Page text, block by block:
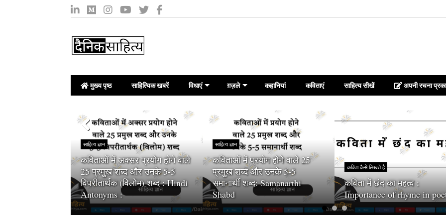
मुख्य पृष्ठ साहित्यिक खबरें विधाएं ग़ज़ले कहानियां कविताएं साहित्य सीखें अपनी रचना
साहित्य ज्ञान
कविताओं में अक्सर प्रयोग होने वाले
25 प्रमुख शब्द और उनके 5-5
विपरीतार्थक (विलोम) शब्द : Hindi
Antonyms :
साहित्य ज्ञान
कविताओं में प्रयोग होने वाले 25
प्रमुख शब्द और उनके 5-5
समानार्थी शब्द: Samanarthi
Shabd
कविता कैसे लिखते है
कविता में छंद का महत्व :
Importance of rhyme in